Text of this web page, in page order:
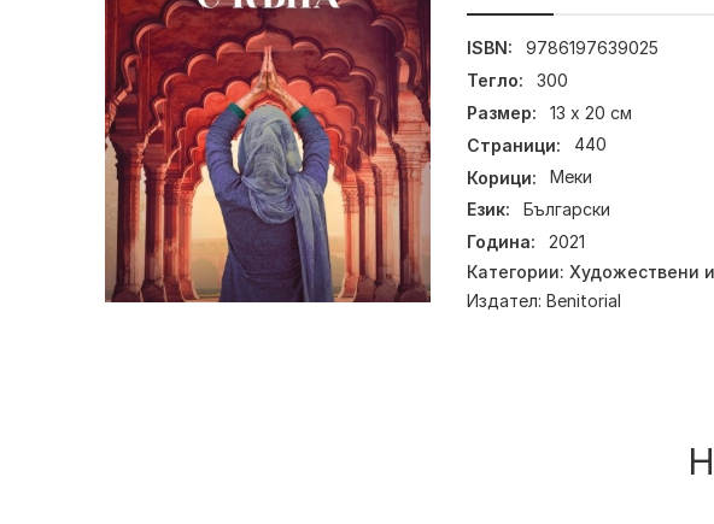
ISBN:
9786197639025
Тегло:
300
Размер:
13 х 20 см
Страници:
440
Корици:
Меки
Език:
Български
Година:
2021
Категории: Художествени
Издател: Benitorial